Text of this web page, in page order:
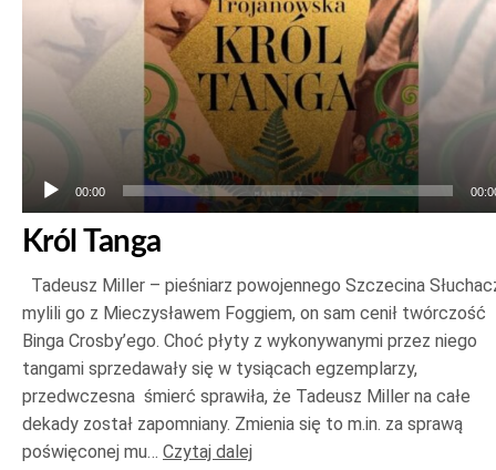
00:00
Król Tanga
Tadeusz Miller – pieśniarz powojennego Szczecina
mylili go z Mieczysławem Foggiem, on sam cenił twórczość
Binga Crosby’ego. Choć płyty z wykonywanymi przez niego
tangami sprzedawały się w tysiącach egzemplarzy,
przedwczesna śmierć sprawiła, że Tadeusz Miller na całe
dekady został zapomniany. Zmienia się to m.in. za sprawą
poświęconej mu… Czytaj dalej